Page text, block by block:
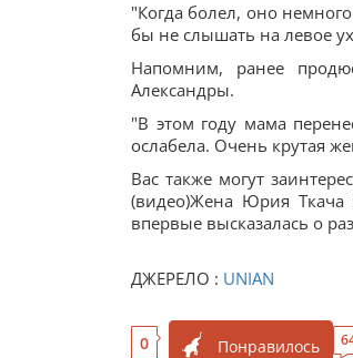
"Когда болел, оно
бы не слышать на левое
Напомним, ранее
Александры.
"В этом году мама
ослабела. Очень крутая
Вас также могут
(видео)Жена Юрия Ткача
впервые высказалась о
ДЖЕРЕЛО : UNIAN
0 Понравилось